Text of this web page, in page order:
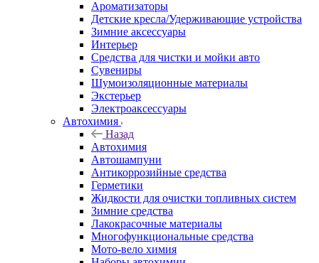
Назад
Каталог
Автоаксессуары
Назад
Автоаксессуары
Ароматизаторы
Детские кресла/Удерживающие устройства
Зимние аксессуары
Интерьер
Средства для чистки и мойки авто
Сувениры
Шумоизоляционные материалы
Экстерьер
Электроаксессуары
Автохимия
Назад
Автохимия
Автошампуни
Антикоррозийные средства